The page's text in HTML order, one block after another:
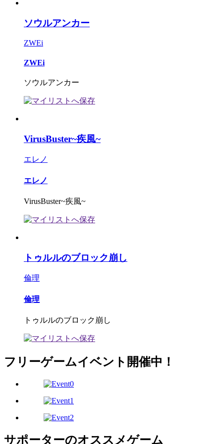
ソウルアンカー
ZWEi
ZWEi
ソウルアンカー
VirusBuster~疾風~
エレノ
エレノ
VirusBuster~疾風~
トゥルルのブロック崩し
倫理
倫理
トゥルルのブロック崩し
フリーゲームイベント開催中！
サポーターのオススメゲーム